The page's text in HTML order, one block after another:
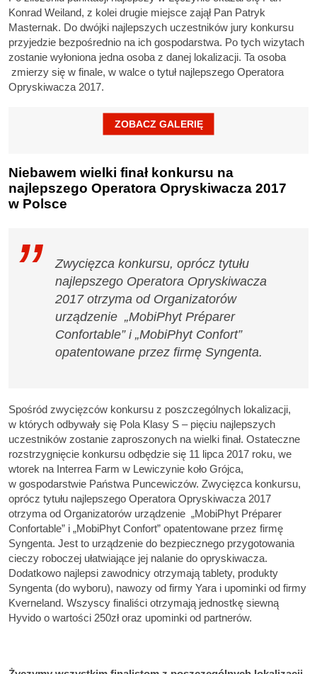
Konrad Weiland, z kolei drugie miejsce zajął Pan Patryk
Masternak. Do dwójki najlepszych uczestników jury konkursu
przyjedzie bezpośrednio na ich gospodarstwa. Po tych wizytach
zostanie wyłoniona jedna osoba z danej lokalizacji. Ta osoba
zmierzy się w finale, w walce o tytuł najlepszego Operatora
Opryskiwacza 2017.
Niebawem wielki finał konkursu na
najlepszego Operatora Opryskiwacza 2017
w Polsce
Zwycięzca konkursu, oprócz tytułu
najlepszego Operatora Opryskiwacza
2017 otrzyma od Organizatorów
urządzenie „MobiPhyt Préparer
Confortable” i „MobiPhyt Confort”
opatentowane przez firmę Syngenta.
Spośród zwycięzców konkursu z poszczególnych lokalizacji,
w których odbywały się Pola Klasy S – pięciu najlepszych
uczestników zostanie zaproszonych na wielki finał. Ostateczne
rozstrzygnięcie konkursu odbędzie się 11 lipca 2017 roku, we
wtorek na Interrea Farm w Lewiczynie koło Grójca,
w gospodarstwie Państwa Puncewiczów. Zwycięzca konkursu,
oprócz tytułu najlepszego Operatora Opryskiwacza 2017
otrzyma od Organizatorów urządzenie „MobiPhyt Préparer
Confortable” i „MobiPhyt Confort” opatentowane przez firmę
Syngenta. Jest to urządzenie do bezpiecznego przygotowania
cieczy roboczej ułatwiające jej nalanie do opryskiwacza.
Dodatkowo najlepsi zawodnicy otrzymają tablety, produkty
Syngenta (do wyboru), nawozy od firmy Yara i upominki od firmy
Kverneland. Wszyscy finaliści otrzymają jednostkę siewną
Hyvido o wartości 250zł oraz upominki od partnerów.